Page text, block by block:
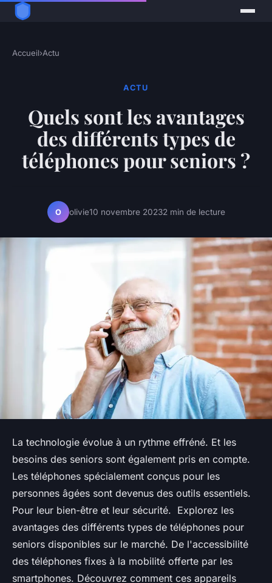
Accueil›Actu
ACTU
Quels sont les avantages
des différents types de
téléphones pour seniors ?
O olivie10 novembre 20232 min de lecture
La technologie évolue à un rythme effréné. Et les
besoins des seniors sont également pris en compte.
Les téléphones spécialement conçus pour les
personnes âgées sont devenus des outils essentiels.
Pour leur bien-être et leur sécurité. Explorez les
avantages des différents types de téléphones pour
seniors disponibles sur le marché. De l'accessibilité
des téléphones fixes à la mobilité offerte par les
smartphones. Découvrez comment ces appareils